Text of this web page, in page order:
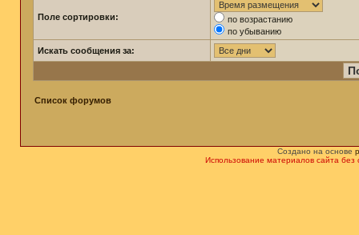
Поле сортировки:
по возрастанию
по убыванию
Искать сообщения за:
Список форумов
Создано на основе
Использование материалов сайта